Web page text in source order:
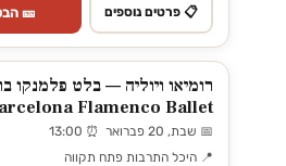
📋 פרטים נוספים 🎫
רומיאו ויוליה — בלט פלמנקו
Flamenco Ballet
📅 שבת, 20 פברואר ⏰ 13:00
📍 היכל התרבות פתח תקווה